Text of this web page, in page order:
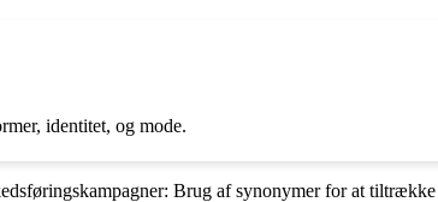
identitet, og mode.
Brug af synonymer for at tiltrække